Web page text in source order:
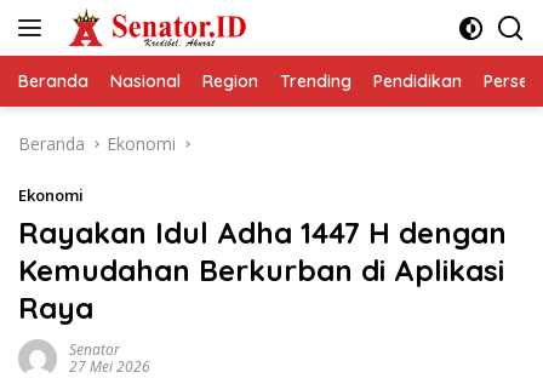
Beranda Nasional Region Trending Pendidikan
Beranda Ekonomi
Ekonomi
Rayakan Idul Adha 1447 H dengan
Kemudahan Berkurban di Aplikasi
Raya
Senator
27 Mei 2026